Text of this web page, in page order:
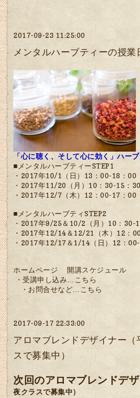
2017-09-23 11:25:00
メンタルハーブティーの授業
「心に聴く、そして心に効く」ハー
■メンタルハーブティーSTEP1
・2017年10/1（日）13：00-18：00
・2017年11/20（月）10：30-15：30
・2017年12/7（木）12：00-17：00
■メンタルハーブティSTEP2
・2017年9/25＆10/2（月）10：30-
・2017年12/14＆12/21（木）12：
・2017年12/17＆1/14（日）12：
ホームページ
開講スケジュール
・受講申し込み…
こちら
・お問合せなど…
こちら
2017-09-17 22:33:00
アロマブレンドデザイナー（
スで募集中）
次回のアロマブレンドデ
夜クラスで募集中）